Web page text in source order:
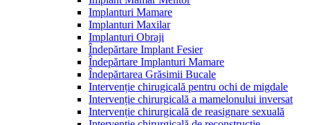
Implanturi Mamare
Implanturi Maxilar
Implanturi Obraji
Îndepărtare Implant Fesier
Îndepărtare Implanturi Mamare
Îndepărtarea Grăsimii Bucale
Intervenție chirugicală pentru ochi de migdale
Intervenție chirurgicală a mamelonului inversat
Intervenție chirurgicală de reasignare sexuală